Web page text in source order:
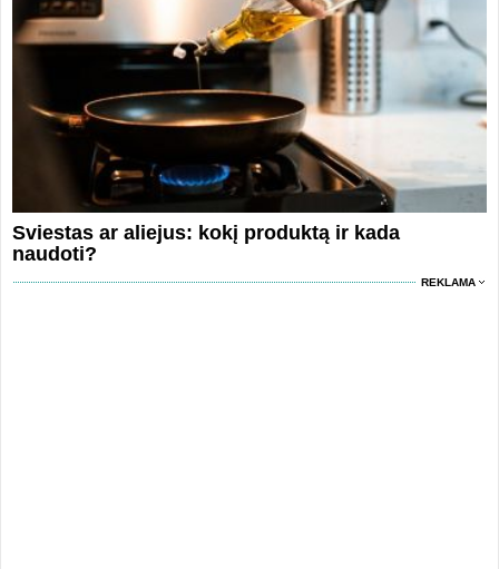
Sviestas ar aliejus: kokį produktą ir kada
naudoti?
REKLAMA